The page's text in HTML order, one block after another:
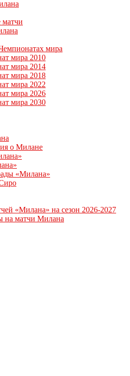
матчи
мира
мира 2010
мира 2014
мира 2018
мира 2022
мира 2026
мира 2030
о Милане
«Милана»
«Милана» на сезон 2026-2027
на матчи Милана